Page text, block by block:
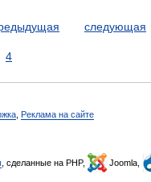
следующая
4
Реклама на сайте
, сделанные на PHP, Joomla,